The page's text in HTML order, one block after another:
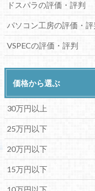
ドスパラの評価・評判
パソコン工房の評価・評
VSPECの評価・評判
価格から選ぶ
30万円以上
25万円以下
20万円以下
15万円以下